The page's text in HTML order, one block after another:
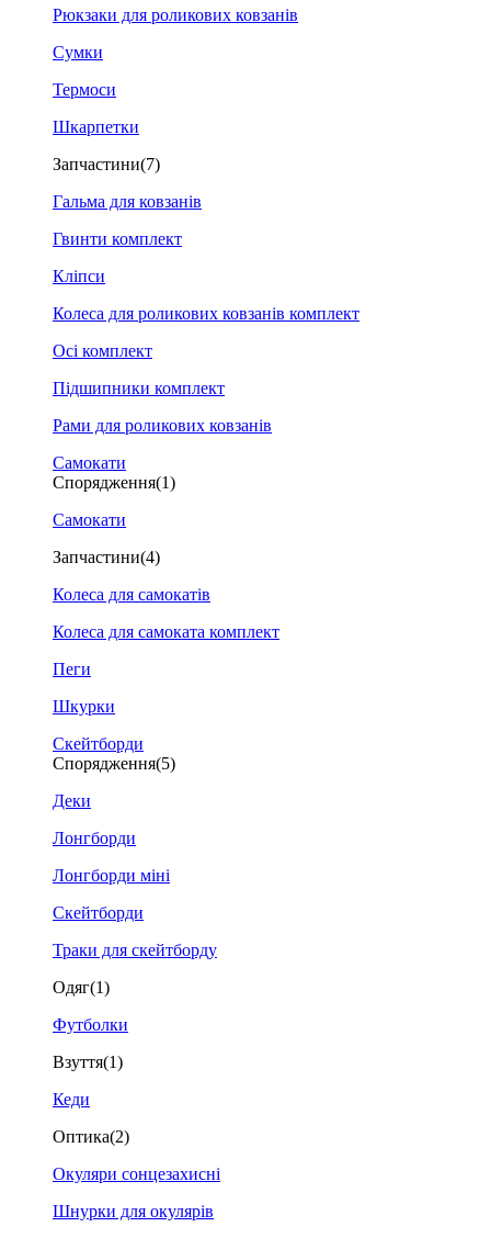
Рюкзаки для роликових ковзанів
Сумки
Термоси
Шкарпетки
Запчастини(7)
Гальма для ковзанів
Гвинти комплект
Кліпси
Колеса для роликових ковзанів комплект
Осі комплект
Підшипники комплект
Рами для роликових ковзанів
Самокати
Спорядження(1)
Самокати
Запчастини(4)
Колеса для самокатів
Колеса для самоката комплект
Пеги
Шкурки
Скейтборди
Спорядження(5)
Деки
Лонгборди
Лонгборди міні
Скейтборди
Траки для скейтборду
Одяг(1)
Футболки
Взуття(1)
Кеди
Оптика(2)
Окуляри сонцезахисні
Шнурки для окулярів